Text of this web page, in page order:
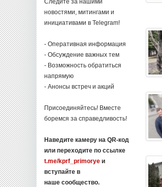
Следите за нашими
новостями, митингами и
инициативами в Telegram!
- Оперативная информация
- Обсуждение важных тем
- Возможность обратиться
напрямую
- Анонсы встреч и акций
Присоединяйтесь! Вместе
боремся за справедливость!
Наведите камеру на QR-код
или переходите по ссылке
t.me/kprf_primorye и
вступайте в
наше сообщество.